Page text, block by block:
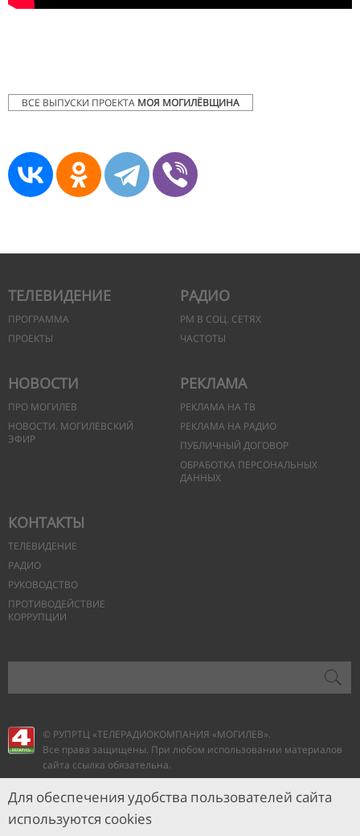
ВСЕ ВЫПУСКИ ПРОЕКТА МОЯ МОГИЛЁВЩИНА
ТЕЛЕВИДЕНИЕ
ПРОГРАММА
ПРОЕКТЫ
РАДИО
РМ В СОЦ. СЕТЯХ
ЧАСТОТЫ
НОВОСТИ
ПРО МОГИЛЕВ
НОВОСТИ. МОГИЛЕВСКИЙ
ЭФИР
РЕКЛАМА
РЕКЛАМА НА ТВ
РЕКЛАМА НА РАДИО
ПУБЛИЧНЫЙ ДОГОВОР
ОБРАБОТКА ПЕРСОНАЛЬНЫХ
ДАННЫХ
КОНТАКТЫ
ТЕЛЕВИДЕНИЕ
РАДИО
РУКОВОДСТВО
ПРОТИВОДЕЙСТВИЕ
КОРРУПЦИИ
© РУПРТЦ «ТЕЛЕРАДИОКОМПАНИЯ «МОГИЛЕВ».
Все права защищены. При любом использовании материалов
сайта ссылка обязательна.
Для обеспечения удобства пользователей сайта
используются cookies